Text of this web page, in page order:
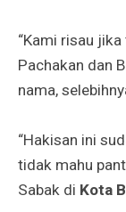
“Kami risau
Pachakan dan
nama,
“Hakisan ini
tidak mahu
Sabak di Kota